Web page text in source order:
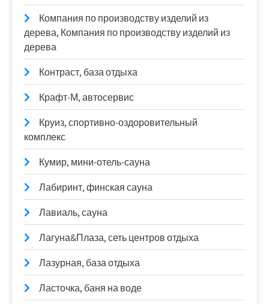
Компания по производству изделий из
дерева, Компания по производству изделий из
дерева
Контраст, база отдыха
Крафт-М, автосервис
Круиз, спортивно-оздоровительный
комплекс
Кумир, мини-отель-сауна
Лабиринт, финская сауна
Лавиаль, сауна
Лагуна&Плаза, сеть центров отдыха
Лазурная, база отдыха
Ласточка, баня на воде